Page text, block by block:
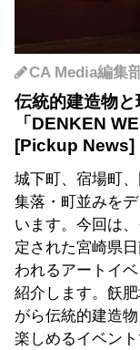
CA Media編集
伝統的建造物
「DENKEN
城下町、宿場町
集落・町並みを
います。今回は
定された宮崎県
われるアートイ
紹介します。飫
がら伝統的建造
楽しめるイベント